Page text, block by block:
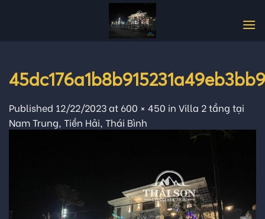
Published 12/22/2023at 600 × 450 in Villa 2 tầng tại
Nam Trung, Tiền Hải, Thái Bình